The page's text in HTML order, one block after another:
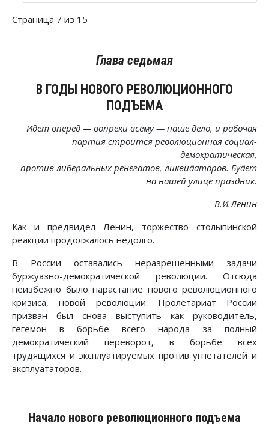
Страница 7 из 15
Глава седьмая
В ГОДЫ НОВОГО РЕВОЛЮЦИОННОГО
ПОДЪЕМА
Идет вперед — вопреки всему — наше дело, и рабочая
партия строится революционная социал-
демократическая,
против либеральных ренегатов, ликвидаторов. Будет
на нашей улице праздник.
В.И.Ленин
Как и предвидел Ленин, торжество столыпинской
реакции продолжалось недолго.
В России оставались неразрешенными задачи
буржуазно-демократической революции. Отсюда
неизбежно было нарастание нового революционного
кризиса, новой революции. Пролетариат России
призван был снова выступить как руководитель,
гегемон в борьбе всего народа за полный
демократический переворот, в борьбе всех
трудящихся и эксплуатируемых против угнетателей и
эксплуататоров.
Начало нового революционного подъема